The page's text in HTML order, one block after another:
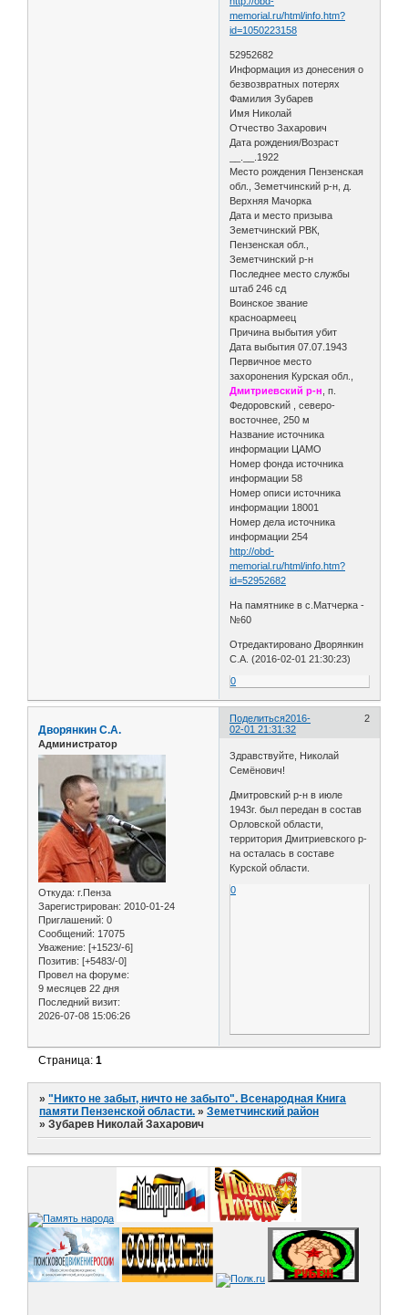
memorial.ru/html/info.htm?
id=1050223158
52952682
Информация из донесения о
безвозвратных потерях
Фамилия Зубарев
Имя Николай
Отчество Захарович
Дата рождения/Возраст
__.__.1922
Место рождения Пензенская
обл., Земетчинский р-н, д.
Верхняя Мачорка
Дата и место призыва
Земетчинский РВК,
Пензенская обл.,
Земетчинский р-н
Последнее место службы
штаб 246 сд
Воинское звание
красноармеец
Причина выбытия убит
Дата выбытия 07.07.1943
Первичное место
захоронения Курская обл.,
Дмитриевский р-н , п.
Федоровский , северо-
восточнее, 250 м
Название источника
информации ЦАМО
Номер фонда источника
информации 58
Номер описи источника
информации 18001
Номер дела источника
информации 254
http://obd-
memorial.ru/html/info.htm?
id=52952682
На памятнике в с.Матчерка -
№60
Отредактировано Дворянкин
С.А. (2016-02-01 21:30:23)
0
Поделиться 2
2016-
02-01 21:31:32
Дворянкин С.А.
Администратор
Откуда: г.Пенза
Зарегистрирован: 2010-01-24
Приглашений: 0
Сообщений: 17075
Уважение: [+1523/-6]
Позитив: [+5483/-0]
Провел на форуме:
9 месяцев 22 дня
Последний визит:
2026-07-08 15:06:26
Здравствуйте, Николай
Семёнович!
Дмитровский р-н в июле
1943г. был передан в состав
Орловской области,
территория Дмитриевского р-
на осталась в составе
Курской области.
0
Страница:1
»"Никто не забыт, ничто не забыто". Всенародная Книга
памяти Пензенской области. »Земетчинский район
»Зубарев Николай Захарович